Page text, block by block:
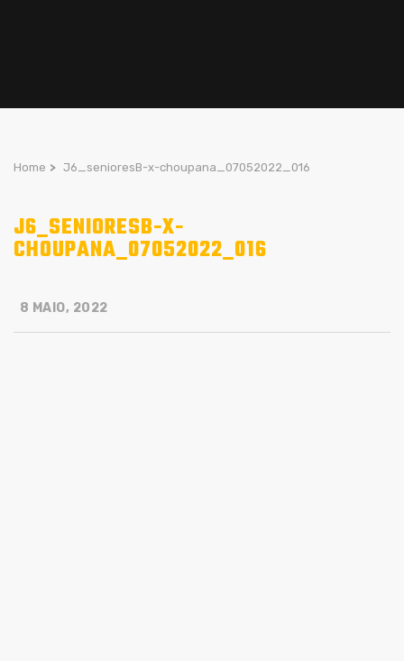
Home > J6_senioresB-x-choupana_07052022_016
J6_SENIORESB-X-
CHOUPANA_07052022_016
8 MAIO, 2022